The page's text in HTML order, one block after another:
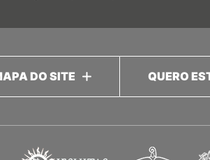
DO SITE QUERO